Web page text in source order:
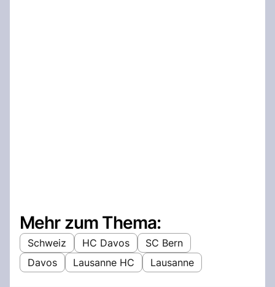
Mehr zum Thema:
Schweiz HC Davos
SC Bern
Davos
Lausanne HC Lausanne